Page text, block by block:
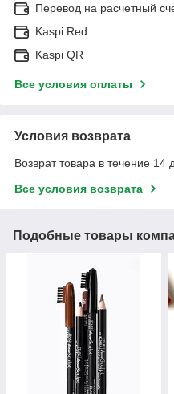
Перевод на расчетный
Kaspi Red
Kaspi QR
Все условия оплаты
Условия возврата
Возврат товара в течение 14
Все условия возврата
Подобные товары